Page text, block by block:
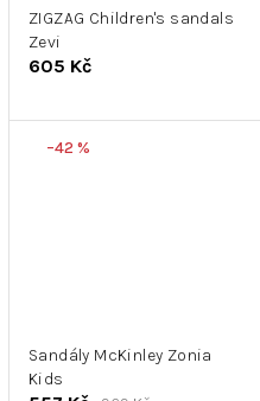
ZIGZAG Children's sandals
Zevi
605 Kč
–42 %
Sandály McKinley Zonia
Kids